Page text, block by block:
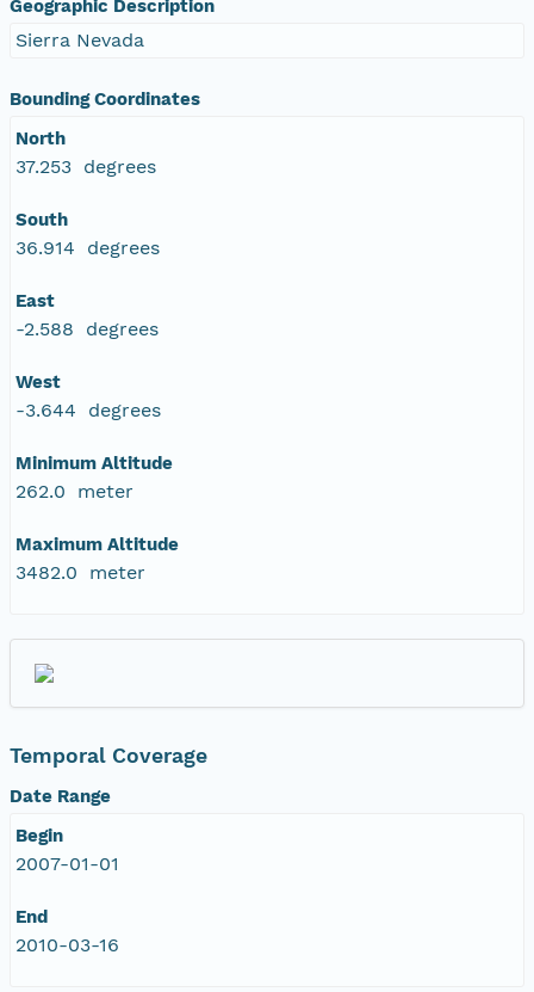
Geographic Description
Sierra Nevada
Bounding Coordinates
North
37.253 degrees
South
36.914 degrees
East
-2.588 degrees
West
-3.644 degrees
Minimum Altitude
262.0 meter
Maximum Altitude
3482.0 meter
Temporal Coverage
Date Range
Begin
2007-01-01
End
2010-03-16